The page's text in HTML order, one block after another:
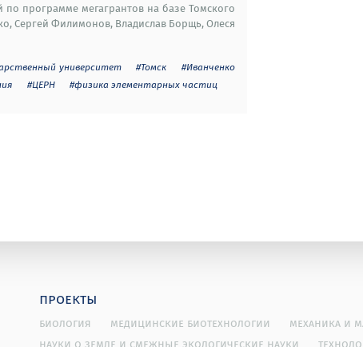
программе мегагрантов на базе Томского
Сергей Филимонов, Владислав Борщь, Олеся
университет #Томск
#Иванченко
#ЦЕРН #физика элементарных частиц
проекты
биология медицинские биотехнологии
механика и
науки о земле и смежные экологические науки